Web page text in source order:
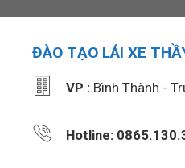
ĐÀO TẠO LÁI XE
VP :Bình Thành -
Hotline: